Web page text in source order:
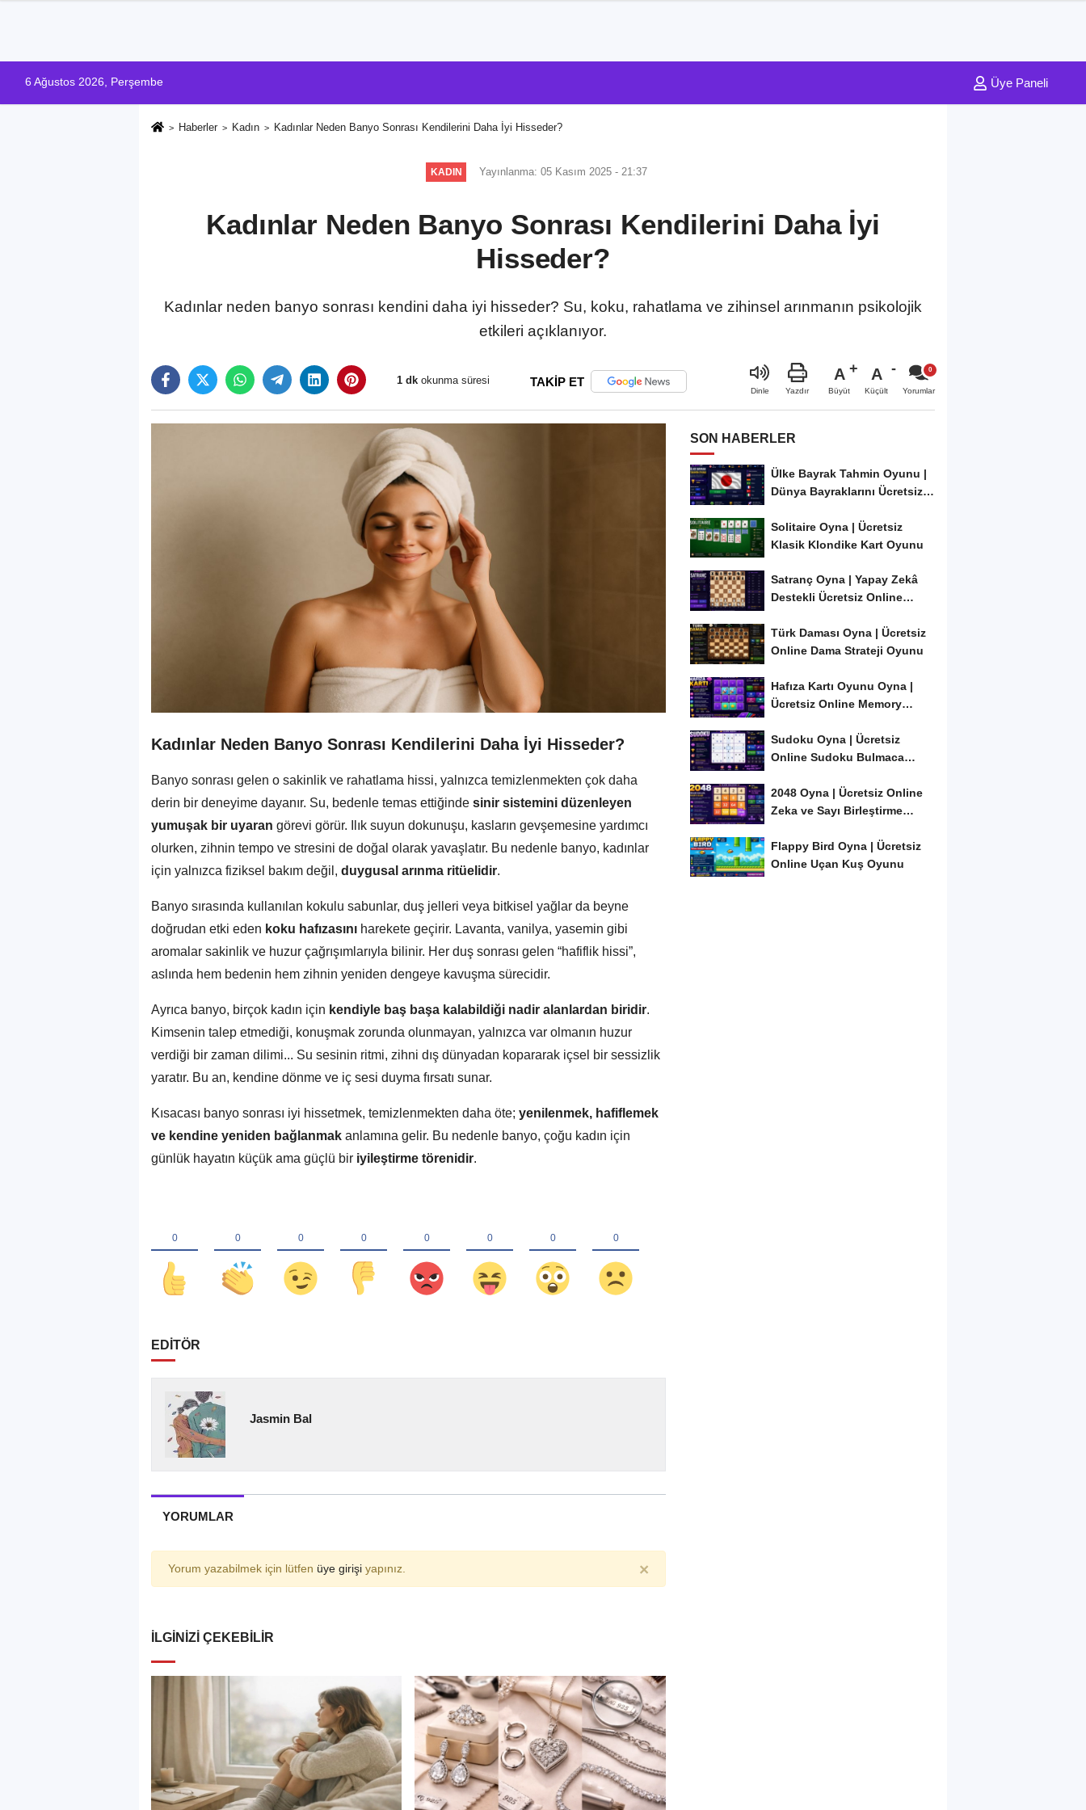
6 Ağustos 2026, Perşembe Üye Paneli
Haberler Kadın Kadınlar Neden Banyo Sonrası Kendilerini Daha İyi Hisseder?
KADIN Yayınlanma: 05 Kasım 2025 - 21:37
Kadınlar Neden Banyo Sonrası Kendilerini Daha İyi
Hisseder?
Kadınlar neden banyo sonrası kendini daha iyi hisseder? Su, koku, rahatlama ve zihinsel arınmanın psikolojik
etkileri açıklanıyor.
1 dk okunma süresi TAKİP ET
Dinle Yazdır
A
Büyüt
A
Küçült Yorumlar
Kadınlar Neden Banyo Sonrası Kendilerini Daha İyi Hisseder?
Banyo sonrası gelen o sakinlik ve rahatlama hissi, yalnızca temizlenmekten çok daha
derin bir deneyime dayanır. Su, bedenle temas ettiğinde sinir sistemini düzenleyen
yumuşak bir uyaran görevi görür. Ilık suyun dokunuşu, kasların gevşemesine yardımcı
olurken, zihnin tempo ve stresini de doğal olarak yavaşlatır. Bu nedenle banyo, kadınlar
için yalnızca fiziksel bakım değil, duygusal arınma ritüelidir.
Banyo sırasında kullanılan kokulu sabunlar, duş jelleri veya bitkisel yağlar da beyne
doğrudan etki eden koku hafızasını harekete geçirir. Lavanta, vanilya, yasemin gibi
aromalar sakinlik ve huzur çağrışımlarıyla bilinir. Her duş sonrası gelen “hafiflik hissi”,
aslında hem bedenin hem zihnin yeniden dengeye kavuşma sürecidir.
Ayrıca banyo, birçok kadın için kendiyle baş başa kalabildiği nadir alanlardan biridir.
Kimsenin talep etmediği, konuşmak zorunda olunmayan, yalnızca var olmanın huzur
verdiği bir zaman dilimi... Su sesinin ritmi, zihni dış dünyadan kopararak içsel bir sessizlik
yaratır. Bu an, kendine dönme ve iç sesi duyma fırsatı sunar.
Kısacası banyo sonrası iyi hissetmek, temizlenmekten daha öte; yenilenmek, hafiflemek
ve kendine yeniden bağlanmak anlamına gelir. Bu nedenle banyo, çoğu kadın için
günlük hayatın küçük ama güçlü bir iyileştirme törenidir.
EDİTÖR
Jasmin Bal
YORUMLAR
Yorum yazabilmek için lütfen üye girişi yapınız. ×
İLGINIZI ÇEKEBILIR
SON HABERLER
Ülke Bayrak Tahmin Oyunu |
Dünya Bayraklarını Ücretsiz
Solitaire Oyna | Ücretsiz
Klasik Klondike Kart Oyunu
Satranç Oyna | Yapay Zekâ
Destekli Ücretsiz Online
Türk Daması Oyna | Ücretsiz
Online Dama Strateji Oyunu
Hafıza Kartı Oyunu Oyna |
Ücretsiz Online Memory
Sudoku Oyna | Ücretsiz
Online Sudoku Bulmaca
2048 Oyna | Ücretsiz Online
Zeka ve Sayı Birleştirme
Flappy Bird Oyna | Ücretsiz
Online Uçan Kuş Oyunu